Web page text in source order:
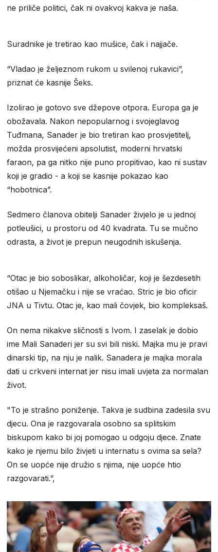
ne priliče politici, čak ni ovakvoj kakva je naša.
Suradnike je tretirao kao mušice, čak i najjače.
“Vladao je željeznom rukom u svilenoj rukavici”,
priznat će kasnije Šeks.
Izolirao je gotovo sve džepove otpora. Europa ga je
obožavala. Nakon nepopularnog i svojeglavog
Tuđmana, Sanader je bio tretiran kao prosvjetitelj,
možda prosvijećeni apsolutist, moderni hrvatski
faraon, pa ga nitko nije puno propitivao, kao ni sustav
koji je gradio - a koji se kasnije pokazao kao
“hobotnica”.
Sedmero članova obitelji Sanader živjelo je u jednoj
potleušici, u prostoru od 40 kvadrata. Tu se mučno
odrasta, a život je prepun neugodnih iskušenja.
“Otac je bio soboslikar, alkoholičar, koji je šezdesetih
otišao u Njemačku i nije se vraćao. Stric je bio oficir
JNA u Tivtu. Otac je, kao mali čovjek, bio kompleksaš.
On nema nikakve sličnosti s Ivom. I zaselak je dobio
ime Mali Sanaderi jer su svi bili niski. Majka mu je pravi
dinarski tip, na nju je nalik. Sanadera je majka morala
dati u crkveni internat jer nisu imali uvjeta za normalan
život.
"To je strašno poniženje. Takva je sudbina zadesila svu
djecu. Ona je razgovarala osobno sa splitskim
biskupom kako bi joj pomogao u odgoju djece. Znate
kako je njemu bilo živjeti u internatu s ovima sa sela?
On se uopće nije družio s njima, nije uopće htio
razgovarati.”,